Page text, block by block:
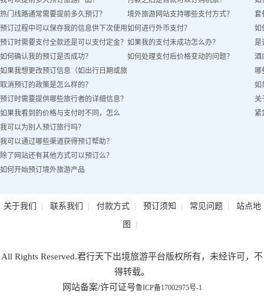
热门线路通常需要提前多久预订？
预订过程中可以保存我的信息供下次使用
吗？
预订时需要支付全款还是可以支付定金？
如何确认我的预订是否成功？
如果我想更改预订信息（如出行日期或旅
客姓名）怎么办？
取消预订的政策是怎么样的？
预订时需要提供哪些旅行者的详细信息？
如果我看到的价格与支付时不同，怎么
办？
我可以为别人预订旅行吗？
我可以通过哪些渠道获得预订帮助？
除了网站还有其他方式可以预订么？
如何开始预订境外旅游产品
境外旅游网站支持哪些支付方式？
如何进行外币支付？
如果我的支付未成功怎么办？
如何处理支付后价格变动的问题？
套
如
是
酒
哪
如
关
紧
关于我们 | 联系我们 | 付款方式| 预订须知 | 常见问题| 站点地
图 |
All Rights Reserved.君行天下出境旅游平台版权所有，未经许可，不
得转载。
网站备案/许可证号鲁ICP备17002975号-1